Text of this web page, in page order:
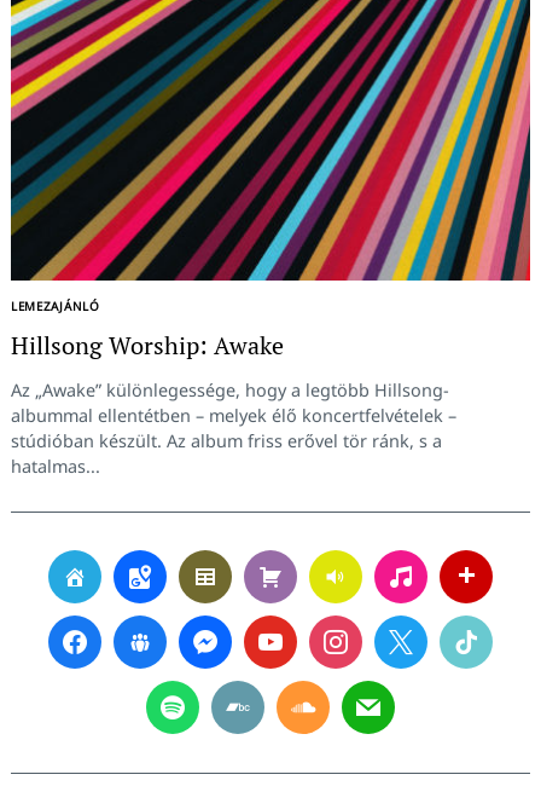
LEMEZAJÁNLÓ
Hillsong Worship: Awake
Az „Awake” különlegessége, hogy a legtöbb Hillsong-
albummal ellentétben – melyek élő koncertfelvételek –
stúdióban készült. Az album friss erővel tör ránk, s a
hatalmas...